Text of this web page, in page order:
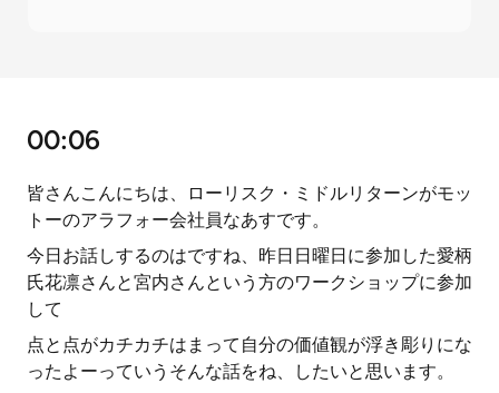
00:06
皆さんこんにちは、ローリスク・ミドルリターンがモッ
トーのアラフォー会社員なあすです。
今日お話しするのはですね、昨日日曜日に参加した愛柄
氏花凛さんと宮内さんという方のワークショップに参加
して
点と点がカチカチはまって自分の価値観が浮き彫りにな
ったよーっていうそんな話をね、したいと思います。